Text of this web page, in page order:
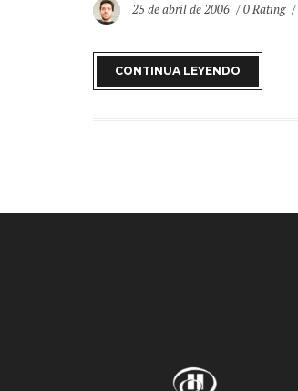
25 de abril de 2006 0 Rating
CONTINUA LEYENDO